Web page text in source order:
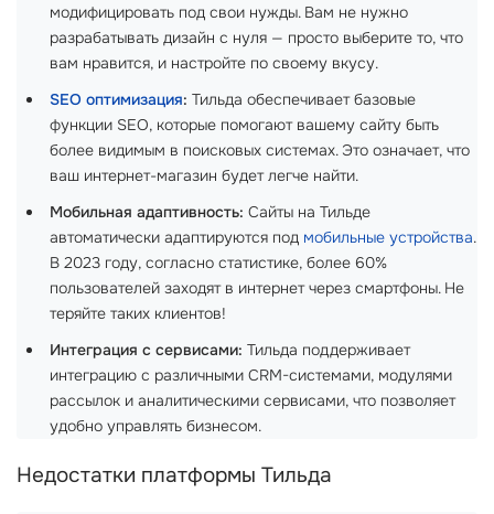
модифицировать под свои нужды. Вам не нужно
разрабатывать дизайн с нуля — просто выберите то, что
вам нравится, и настройте по своему вкусу.
SEO оптимизация: Тильда обеспечивает базовые
функции SEO, которые помогают вашему сайту быть
более видимым в поисковых системах. Это означает, что
ваш интернет-магазин будет легче найти.
Мобильная адаптивность: Сайты на Тильде
автоматически адаптируются под мобильные устройства.
В 2023 году, согласно статистике, более 60%
пользователей заходят в интернет через смартфоны. Не
теряйте таких клиентов!
Интеграция с сервисами: Тильда поддерживает
интеграцию с различными CRM-системами, модулями
рассылок и аналитическими сервисами, что позволяет
удобно управлять бизнесом.
Недостатки платформы Тильда